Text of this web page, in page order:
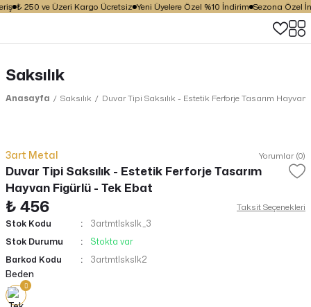
₺ 250 ve Üzeri Kargo Ücretsiz Yeni Üyelere Özel %10 İndirim Sezona Özel
Saksılık
Anasayfa Saksılık Duvar Tipi Saksılık - Estetik Ferforje Tasarım
3art Metal Yorumlar (0)
Duvar Tipi Saksılık - Estetik Ferforje Tasarım
Hayvan Figürlü - Tek Ebat
₺ 456
Taksit Seçenekleri
Stok Kodu
3artmtlskslk_3
Stok Durumu
Stokta var
Barkod Kodu
3artmtlskslk2
Beden